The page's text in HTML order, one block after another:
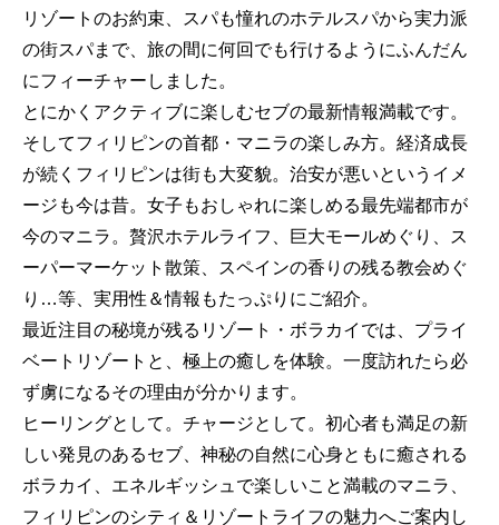
リゾートのお約束、スパも憧れのホテルスパから実力派
の街スパまで、旅の間に何回でも行けるようにふんだん
にフィーチャーしました。
とにかくアクティブに楽しむセブの最新情報満載です。
そしてフィリピンの首都・マニラの楽しみ方。経済成長
が続くフィリピンは街も大変貌。治安が悪いというイメ
ージも今は昔。女子もおしゃれに楽しめる最先端都市が
今のマニラ。贅沢ホテルライフ、巨大モールめぐり、ス
ーパーマーケット散策、スペインの香りの残る教会めぐ
り…等、実用性＆情報もたっぷりにご紹介。
最近注目の秘境が残るリゾート・ボラカイでは、プライ
ベートリゾートと、極上の癒しを体験。一度訪れたら必
ず虜になるその理由が分かります。
ヒーリングとして。チャージとして。初心者も満足の新
しい発見のあるセブ、神秘の自然に心身ともに癒される
ボラカイ、エネルギッシュで楽しいこと満載のマニラ、
フィリピンのシティ＆リゾートライフの魅力へご案内し